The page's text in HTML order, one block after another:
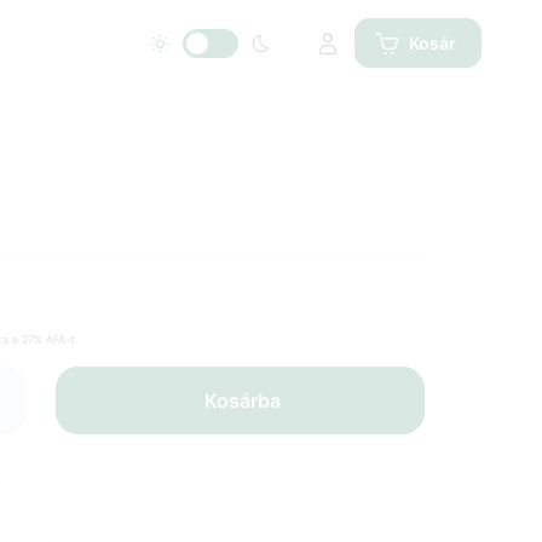
Kosár
a 27% ÁFÁ-t.
Kosárba